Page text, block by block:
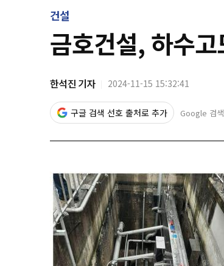
건설
금호건설, 하수
한석진 기자 2024-11-15 15:32:41
구글 검색 선호 출처로 추가 Google 검